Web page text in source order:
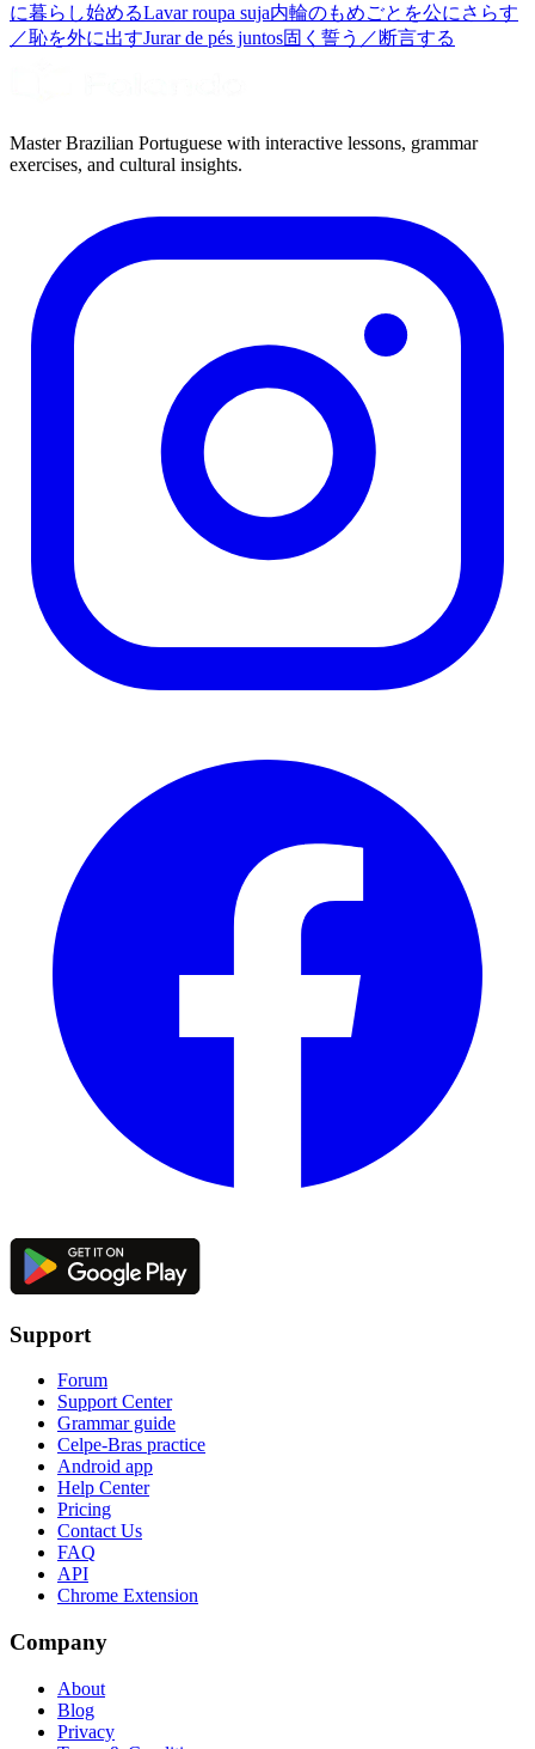
に暮らし始めるLavar roupa suja内輪のもめごとを公にさらす
／恥を外に出すJurar de pés juntos固く誓う／断言する
Master Brazilian Portuguese with interactive lessons, grammar
exercises, and cultural insights.
Support
Forum
Support Center
Grammar guide
Celpe-Bras practice
Android app
Help Center
Pricing
Contact Us
FAQ
API
Chrome Extension
Company
About
Blog
Privacy